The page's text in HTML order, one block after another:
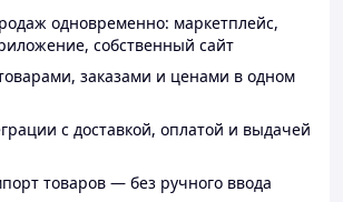
одновременно: маркетплейс,
собственный сайт
заказами и ценами в одном
с доставкой, оплатой и выдачей
товаров — без ручного ввода